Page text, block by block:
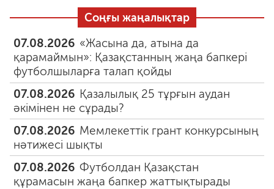
Соңғы жаңалықтар
07.08.2026 «Жасына да, атына да
қарамаймын»: Қазақстанның жаңа бапкері
футболшыларға талап қойды
07.08.2026 Қазалылық 25 тұрғын аудан
әкімінен не сұрады?
07.08.2026 Мемлекеттік грант конкурсының
нәтижесі шықты
07.08.2026 Футболдан Қазақстан
құрамасын жаңа бапкер жаттықтырады